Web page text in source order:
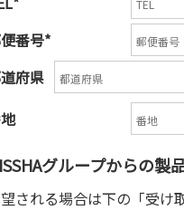
番号*
府県
グループからの製
される場合は下の「受け